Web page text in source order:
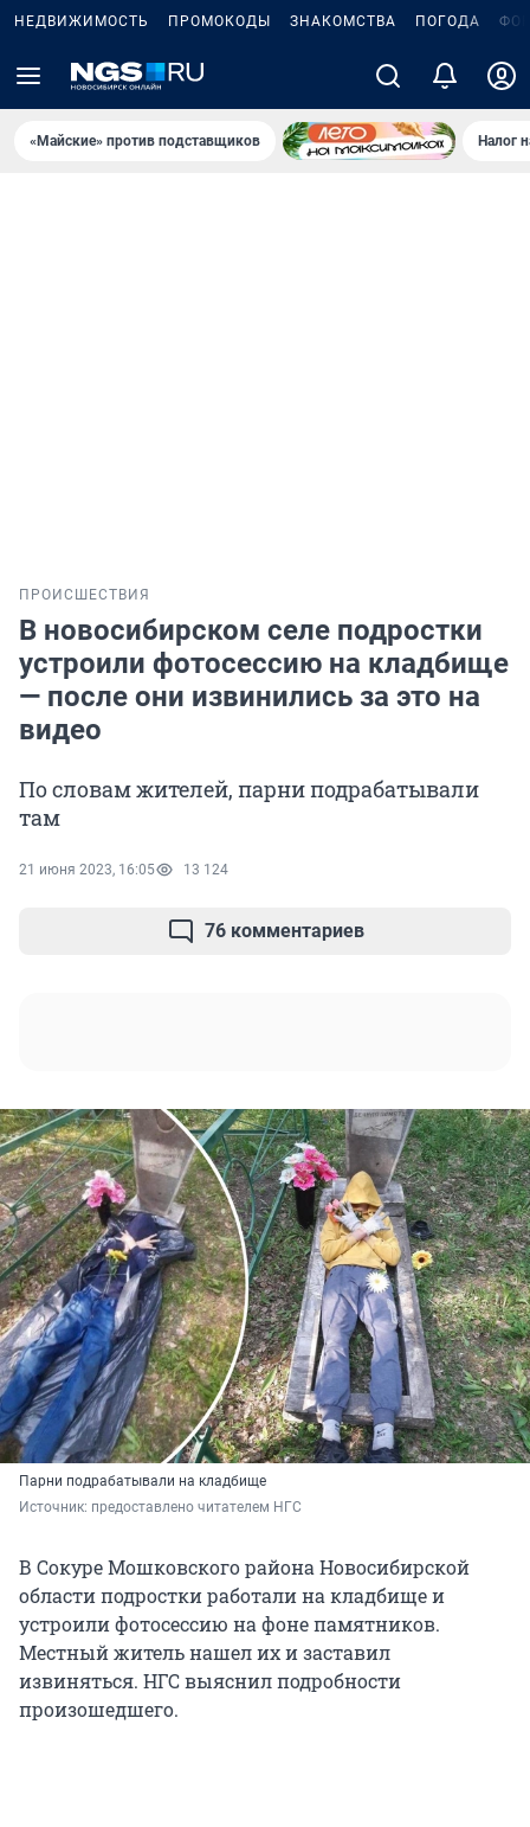
НЕДВИЖИМОСТЬ ПРОМОКОДЫ ЗНАКОМСТВА ПОГОДА
«Майские» против подставщиков Налог
ПРОИСШЕСТВИЯ
В новосибирском селе подростки
устроили фотосессию на кладбище
— после они извинились за это на
видео
По словам жителей, парни подрабатывали
там
21 июня 2023, 16:05 13 124
76 комментариев
Парни подрабатывали на кладбище
Источник: предоставлено читателем НГС
В Сокуре Мошковского района Новосибирской
области подростки работали на кладбище и
устроили фотосессию на фоне памятников.
Местный житель нашел их и заставил
извиняться. НГС выяснил подробности
произошедшего.